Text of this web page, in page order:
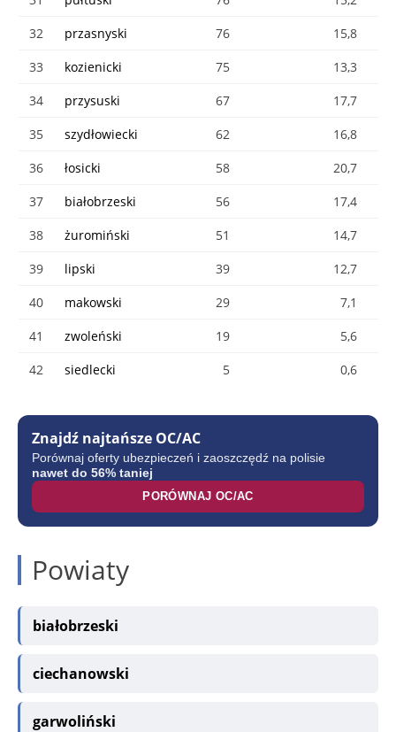
32
przasnyski 76
15,8
33
kozienicki 75
13,3
34
przysuski 67
17,7
35
szydłowiecki 62
16,8
36
łosicki 58
20,7
37
białobrzeski 56
17,4
38
żuromiński 51
14,7
39
lipski 39
12,7
40
makowski 29
7,1
41
zwoleński 19
5,6
42
siedlecki 5 0,6
Znajdź najtańsze OC/AC
Porównaj oferty ubezpieczeń i zaoszczędź na polisie
nawet do 56% taniej
PORÓWNAJ OC/AC
Powiaty
białobrzeski
ciechanowski
garwoliński